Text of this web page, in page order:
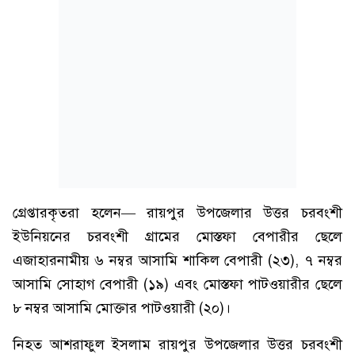
গ্রেপ্তারকৃতরা হলেন— রায়পুর উপজেলার উত্তর চরবংশী
ইউনিয়নের চরবংশী গ্রামের মোস্তফা বেপারীর ছেলে
এজাহারনামীয় ৬ নম্বর আসামি শাকিল বেপারী (২৩), ৭ নম্বর
আসামি সোহাগ বেপারী (১৯) এবং মোস্তফা পাটওয়ারীর ছেলে
৮ নম্বর আসামি মোক্তার পাটওয়ারী (২০)।
নিহত আশরাফুল ইসলাম রায়পুর উপজেলার উত্তর চরবংশী